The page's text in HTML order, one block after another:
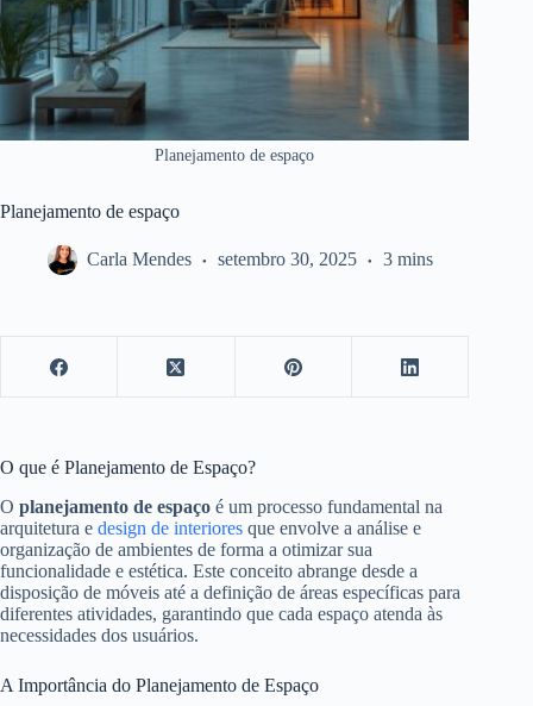
Planejamento de espaço
Planejamento de espaço
Carla Mendes setembro 30, 2025 3 mins
O que é Planejamento de Espaço?
O planejamento de espaço é um processo fundamental na
arquitetura e design de interiores que envolve a análise e
organização de ambientes de forma a otimizar sua
funcionalidade e estética. Este conceito abrange desde a
disposição de móveis até a definição de áreas específicas para
diferentes atividades, garantindo que cada espaço atenda às
necessidades dos usuários.
A Importância do Planejamento de Espaço